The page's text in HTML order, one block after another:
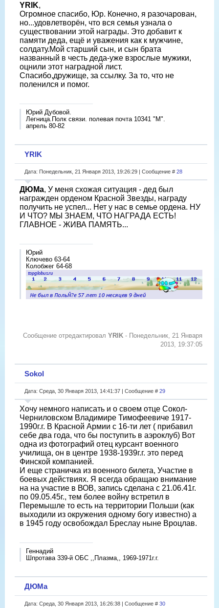
YRIK,
Огромное спасибо, Юр. Конечно, я разочарован,
но...удовлетворён, что вся семья узнала о
существовании этой награды. Это добавит к
памяти деда, ещё и уважения как к мужчине,
солдату.Мой старший сын, и сын брата
названный в честь деда-уже взрослые мужики,
оцнили этот наградной лист.
Спасибо,дружище, за ссылку. За то, что не
поленился и помог.
Юрий Дубовой.
Легница.Полк связи. полевая почта 10341 "М".
апрель 80-82
YRIK
Дата: Понедельник, 21 Января 2013, 19:26:29 | Сообщение # 28
ДЮМа, У меня схожая ситуация - дед был
награжден орденом Красной Звезды, награду
получить не успел... Нет у нас в семье ордена. НУ
И ЧТО? МЫ ЗНАЕМ, ЧТО НАГРАДА ЕСТЬ!
ГЛАВНОЕ - ЖИВА ПАМЯТЬ...
Юрий
Ключево 63-64
Колобжег 64-68
Сообщение отредактировал YRIK - Понедельник, 21 Января
2013, 19:37:05
Sokol
Дата: Среда, 30 Января 2013, 14:41:37 | Сообщение # 29
Хочу немного написать и о своем отце Сокол-
Черниловском Владимире Тимофеевиче 1917-
1990г.г. В Красной Армии с 16-ти лет ( прибавил
себе два года, что бы поступить в аэроклуб) Вот
одна из фотографий отец курсант военного
училища, он в центре 1938-1939г.г. это перед
Финской компанией.
И еще страничка из военного билета, Участие в
боевых действиях. Я всегда обращаю внимание
на на участие в ВОВ, запись сделана с 21.06.41г.
по 09.05.45г., тем более войну встретил в
Перемышле то есть на территории Польши (как
выходили из окружения одному богу известно) а
в 1945 году освобождал Бреслау ныне Вроцлав.
Геннадий
Шпротава 339-й ОБС ,,Плазма,, 1969-1971г.г.
ДЮМа
Дата: Среда, 30 Января 2013, 16:26:38 | Сообщение # 30